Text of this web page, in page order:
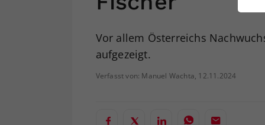
Vor allem Österreichs
aufgezeigt.
Verfasst von: Manuel Wachta, 12.11.2024